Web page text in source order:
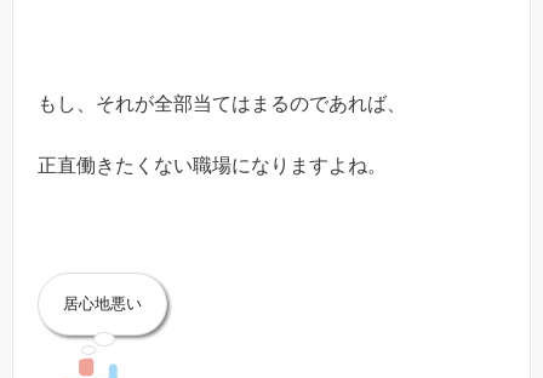
もし、それが全部当てはまるのであれば、
正直働きたくない職場になりますよね。
居心地悪い